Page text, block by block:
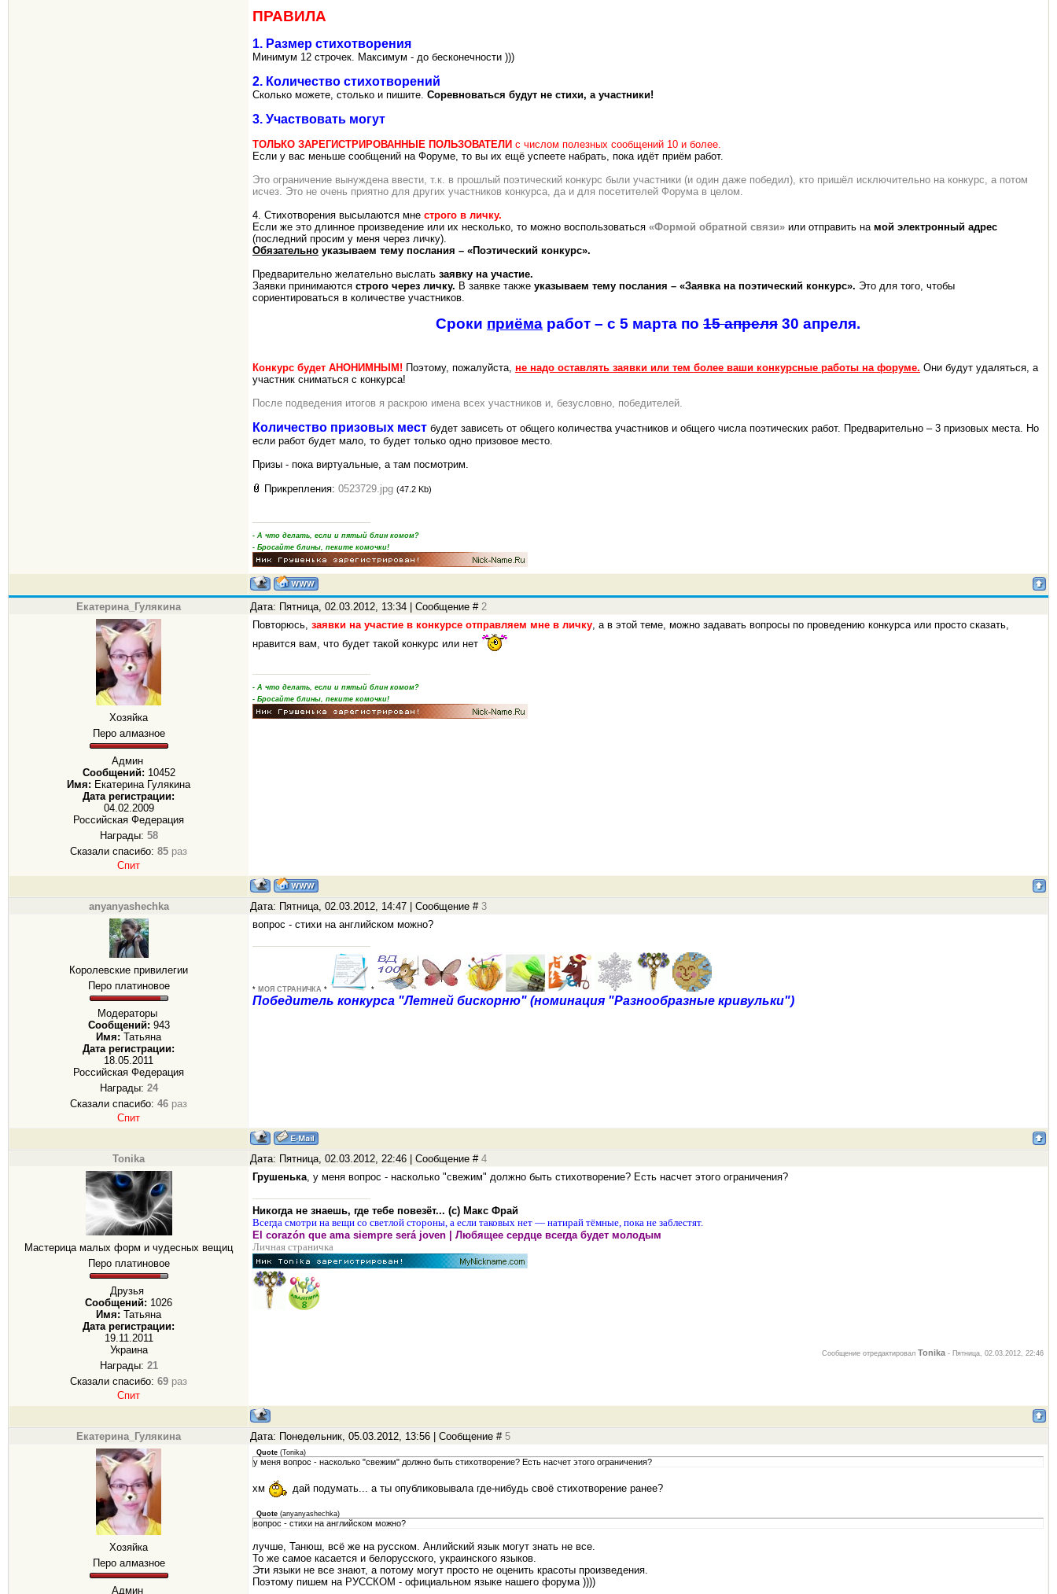
ПРАВИЛА
1. Размер стихотворения
Минимум 12 строчек. Максимум - до бесконечности )))
2. Количество стихотворений
Сколько можете, столько и пишите. Соревноваться будут не стихи, а участники!
3. Участвовать могут
ТОЛЬКО ЗАРЕГИСТРИРОВАННЫЕ ПОЛЬЗОВАТЕЛИ с числом полезных сообщений 10 и более.
Если у вас меньше сообщений на Форуме, то вы их ещё успеете набрать, пока идёт приём работ.
Это ограничение вынуждена ввести, т.к. в прошлый поэтический конкурс были участники (и один даже победил), кто пришёл исключительно на конкурс, а потом
исчез. Это не очень приятно для других участников конкурса, да и для посетителей Форума в целом.
4. Стихотворения высылаются мне строго в личку.
Если же это длинное произведение или их несколько, то можно воспользоваться «Формой обратной связи» или отправить на мой электронный адрес
(последний просим у меня через личку).
Обязательно указываем тему послания – «Поэтический конкурс».
Предварительно желательно выслать заявку на участие.
Заявки принимаются строго через личку. В заявке также указываем тему послания – «Заявка на поэтический конкурс». Это для того, чтобы
сориентироваться в количестве участников.
Сроки приёма работ – с 5 марта по 15 апреля 30 апреля.
Конкурс будет АНОНИМНЫМ! Поэтому, пожалуйста, не надо оставлять заявки или тем более ваши конкурсные работы на форуме. Они будут удаляться, а
участник сниматься с конкурса!
После подведения итогов я раскрою имена всех участников и, безусловно, победителей.
Количество призовых мест будет зависеть от общего количества участников и общего числа поэтических работ. Предварительно – 3 призовых места. Но
если работ будет мало, то будет только одно призовое место.
Призы - пока виртуальные, а там посмотрим.
Прикрепления: 0523729.jpg (47.2 Kb)
- А что делать, если и пятый блин комом?
- Бросайте блины, пеките комочки!
Екатерина_Гулякина Дата: Пятница, 02.03.2012, 13:34 | Сообщение # 2
Хозяйка
Перо алмазное
Админ
Сообщений: 10452
Имя: Екатерина Гулякина
Дата регистрации:
04.02.2009
Российская Федерация
Награды: 58
Сказали спасибо: 85 раз
Спит
Повторюсь, заявки на участие в конкурсе отправляем мне в личку, а в этой теме, можно задавать вопросы по проведению конкурса или просто сказать,
нравится вам, что будет такой конкурс или нет
- А что делать, если и пятый блин комом?
- Бросайте блины, пеките комочки!
anyanyashechka Дата: Пятница, 02.03.2012, 14:47 | Сообщение # 3
Королевские привилегии
Перо платиновое
Модераторы
Сообщений: 943
Имя: Татьяна
Дата регистрации:
18.05.2011
Российская Федерация
Награды: 24
Сказали спасибо: 46 раз
Спит
вопрос - стихи на английском можно?
* МОЯ СТРАНИЧКА * *
Победитель конкурса "Летней бискорню" (номинация "Разнообразные кривульки")
Tonika Дата: Пятница, 02.03.2012, 22:46 | Сообщение # 4
Мастерица малых форм и чудесных вещиц
Перо платиновое
Друзья
Сообщений: 1026
Имя: Татьяна
Дата регистрации:
19.11.2011
Украина
Награды: 21
Сказали спасибо: 69 раз
Спит
Грушенька, у меня вопрос - насколько "свежим" должно быть стихотворение? Есть насчет этого ограничения?
Никогда не знаешь, где тебе повезёт... (с) Макс Фрай
Всегда смотри на вещи со светлой стороны, а если таковых нет — натирай тёмные, пока не заблестят.
El corazón que ama siempre será joven | Любящее сердце всегда будет молодым
Личная страничка
Сообщение отредактировал Tonika - Пятница, 02.03.2012, 22:46
Екатерина_Гулякина Дата: Понедельник, 05.03.2012, 13:56 | Сообщение # 5
Хозяйка
Перо алмазное
Админ
Quote (Tonika)
у меня вопрос - насколько "свежим" должно быть стихотворение? Есть насчет этого ограничения?
хм дай подумать... а ты опубликовывала где-нибудь своё стихотворение ранее?
Quote (anyanyashechka)
вопрос - стихи на английском можно?
лучше, Танюш, всё же на русском. Анлийский язык могут знать не все.
То же самое касается и белорусского, украинского языков.
Эти языки не все знают, а потому могут просто не оценить красоты произведения.
Поэтому пишем на РУССКОМ - официальном языке нашего форума ))))